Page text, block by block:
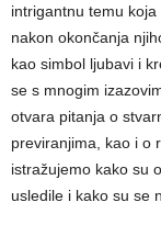
intrigantnu temu
nakon okončanja
kao simbol ljubavi i
se s mnogim
otvara pitanja o
previranjima, kao i o
istražujemo kako su
usledile i kako su se